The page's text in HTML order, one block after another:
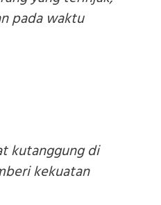
pada waktu
kutanggung di
kekuatan